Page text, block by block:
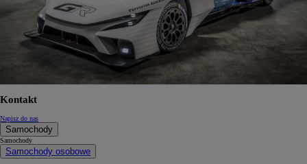
Kontakt
Napisz do nas
Samochody
Samochody
Samochody osobowe